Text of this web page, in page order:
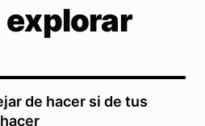
explorar
de hacer si de tus